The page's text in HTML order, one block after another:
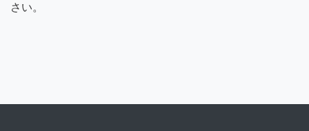
さい。